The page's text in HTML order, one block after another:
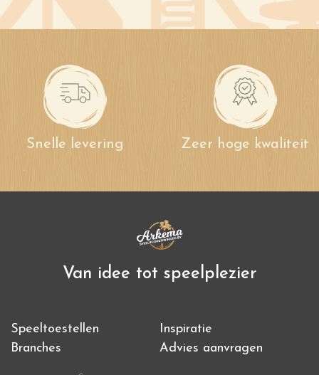
Snelle levering Zeer hoge kwaliteit
Van idee tot speelplezier
Speeltoestellen
Inspiratie
Branches
Advies aanvragen